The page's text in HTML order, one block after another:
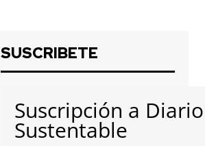
SUSCRIBETE
Suscripción a Diario
Sustentable